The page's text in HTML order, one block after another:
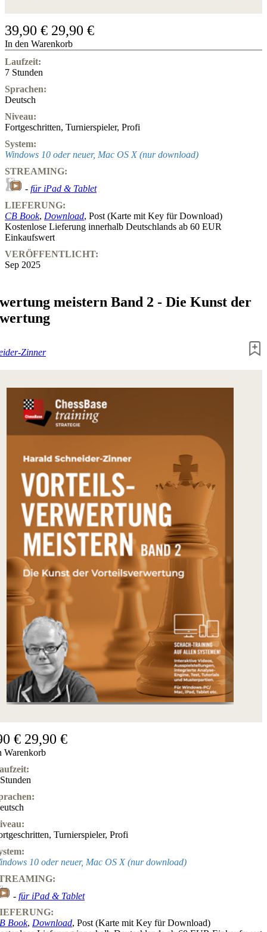
39,90 € 29,90 €
In den Warenkorb
Laufzeit:
7 Stunden
Sprachen:
Deutsch
Niveau:
Fortgeschritten, Turnierspieler, Profi
System:
Windows 10 oder neuer, Mac OS X (nur download)
STREAMING:
- für iPad & Tablet
LIEFERUNG:
CB Book, Download, Post (Karte mit Key für Download)
Kostenlose Lieferung innerhalb Deutschlands ab 60 EUR
Einkaufswert
VERÖFFENTLICHT:
Sep 2025
meistern Band 2 - Die Kunst der
Zinner
€ 29,90 €
Warenkorb
, Turnierspieler, Profi
10 oder neuer, Mac OS X (nur download)
- für iPad & Tablet
Book, Download, Post (Karte mit Key für Download)